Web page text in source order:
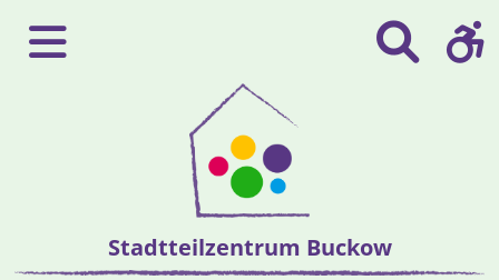
Stadtteilzentrum Buckow